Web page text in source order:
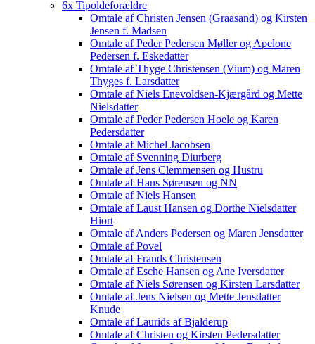
6x Tipoldeforældre
Omtale af Christen Jensen (Graasand) og Kirsten
Jensen f. Madsen
Omtale af Peder Pedersen Møller og Apelone
Pedersen f. Eskedatter
Omtale af Thyge Christensen (Vium) og Maren
Thyges f. Larsdatter
Omtale af Niels Enevoldsen-Kjærgård og Mette
Nielsdatter
Omtale af Peder Pedersen Hoele og Karen
Pedersdatter
Omtale af Michel Jacobsen
Omtale af Svenning Diurberg
Omtale af Jens Clemmensen og Hustru
Omtale af Hans Sørensen og NN
Omtale af Niels Hansen
Omtale af Laust Hansen og Dorthe Nielsdatter
Hiort
Omtale af Anders Pedersen og Maren Jensdatter
Omtale af Povel
Omtale af Frands Christensen
Omtale af Esche Hansen og Ane Iversdatter
Omtale af Niels Sørensen og Kirsten Larsdatter
Omtale af Jens Nielsen og Mette Jensdatter
Knude
Omtale af Laurids af Bjalderup
Omtale af Christen og Kirsten Pedersdatter